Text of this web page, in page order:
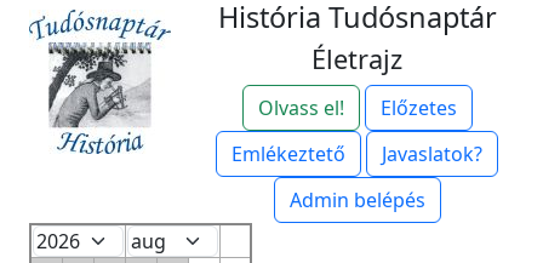
História Tudósnaptár
Életrajz
Olvass el!
Előzetes
Emlékeztető
Javaslatok?
Admin belépés